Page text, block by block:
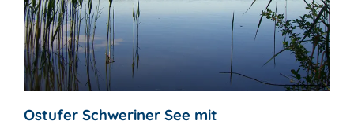
Ostufer Schweriner See mit